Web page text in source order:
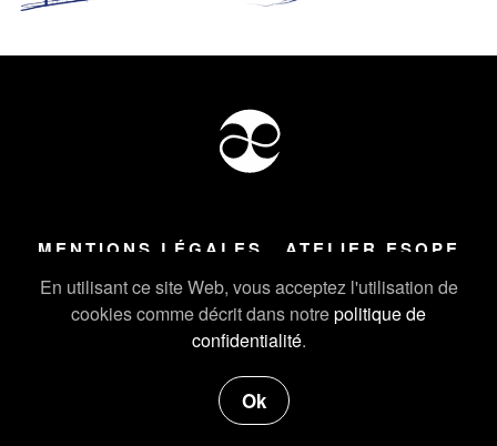
En utilisant ce site Web, vous acceptez l'utilisation de
cookies comme décrit dans notrepolitique de
confidentialité.
Ok
MENTIONS LÉGALES ATELIER ESOPE